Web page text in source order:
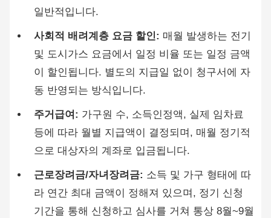
일반적입니다.
사회적 배려계층 요금 할인: 매월 발생하는 전기
및 도시가스 요금에서 일정 비율 또는 일정 금액
이 할인됩니다. 별도의 지급일 없이 청구서에 자
동 반영되는 방식입니다.
주거급여: 가구원 수, 소득인정액, 실제 임차료
등에 따라 월별 지급액이 결정되며, 매월 정기적
으로 대상자의 계좌로 입금됩니다.
근로장려금/자녀장려금: 소득 및 가구 형태에 따
라 연간 최대 금액이 정해져 있으며, 정기 신청
기간을 통해 신청하고 심사를 거쳐 통상 8월~9월